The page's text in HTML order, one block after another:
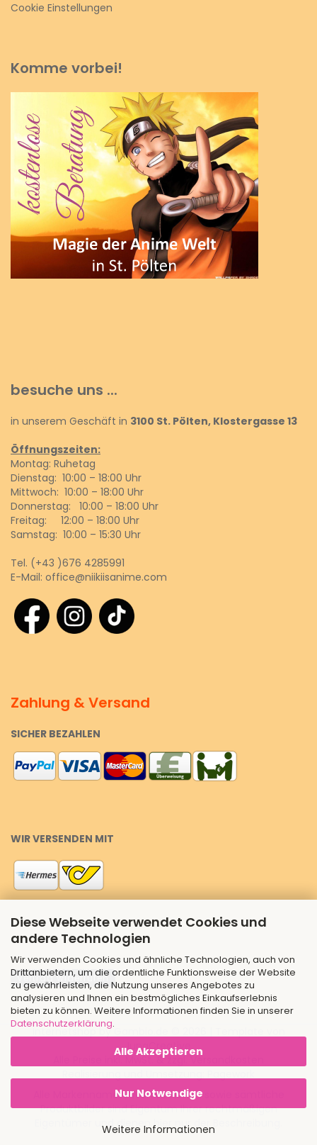
Diese Webseite verwendet Cookies und
andere Technologien
Wir verwenden Cookies und ähnliche Technologien, auch von
Drittanbietern, um die ordentliche Funktionsweise der Website
zu gewährleisten, die Nutzung unseres Angebotes zu
analysieren und Ihnen ein bestmögliches Einkaufserlebnis
bieten zu können. Weitere Informationen finden Sie in unserer
Datenschutzerklärung.
Alle Akzeptieren
Nur Notwendige
Weitere Informationen
Cookie Einstellungen
Komme vorbei!
besuche uns ...
in unserem Geschäft in 3100 St. Pölten, Klostergasse 13
Öffnungszeiten:
Montag: Ruhetag
Dienstag: 10:00 – 18:00 Uhr
Mittwoch: 10:00 – 18:00 Uhr
Donnerstag: 10:00 – 18:00 Uhr
Freitag: 12:00 – 18:00 Uhr
Samstag: 10:00 – 15:30 Uhr
Tel. (+43 )676 4285991
E-Mail: office@niikiisanime.com
Zahlung & Versand
SICHER BEZAHLEN
WIR VERSENDEN MIT
Vertrag widerrufen
by Gambio.de © 2026 | Template von
JungCreative.
Alle Preise inkl. MwSt. & zzgl. Versandkosten
Alle Markennamen, Warenzeichen sowie sämtliche
Produktbilder sind Eigentum Ihrer rechtmäßigen
Eigentümer und dienen hier nur der Beschreibung.